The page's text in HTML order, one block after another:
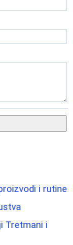
i rutine
Tretmani i